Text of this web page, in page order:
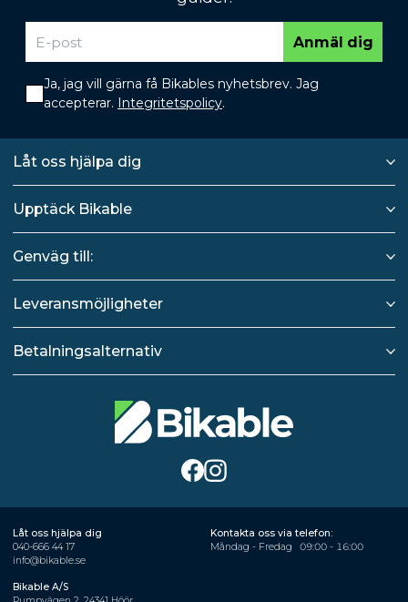
Anmäl dig
Ja, jag vill gärna få Bikables nyhetsbrev. Jag
accepterar. Integritetspolicy.
Låt oss hjälpa dig
Upptäck Bikable
Genväg till:
Leveransmöjligheter
Betalningsalternativ
Låt oss hjälpa dig
040-666 44 17
info@bikable.se
Kontakta oss via telefon:
Måndag - Fredag
09:00 - 16:00
Bikable A/S